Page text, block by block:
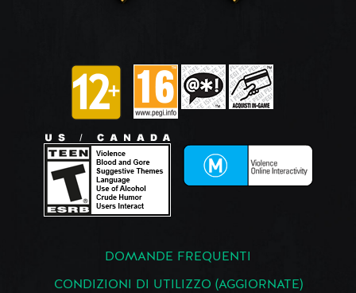
DOMANDE FREQUENTI
CONDIZIONI DI UTILIZZO (AGGIORNATE)